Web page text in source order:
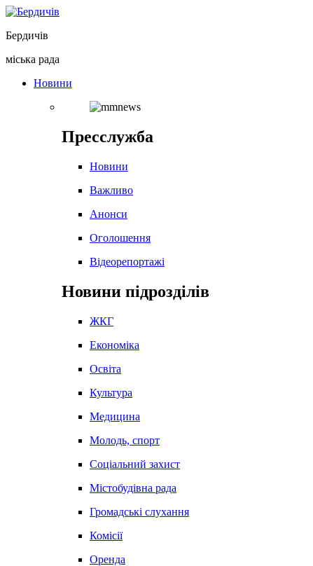
Перейти
вмісту
Бердичів
міська рада
Новини
Пресслужба
Новини
Важливо
Анонси
Оголошення
Відеорепортажі
Новини підрозділів
ЖКГ
Економіка
Освіта
Культура
Медицина
Молодь, спорт
Соціальний захист
Містобудівна рада
Громадські слухання
Комісії
Оренда